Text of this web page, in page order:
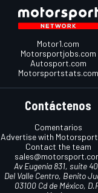
Motor1.com
Motorsportjobs.com
Autosport.com
Motorsportstats.com
Contáctenos
Comentarios
Advertise with
Contact the team
Av Eugenia 831, suite
Del Valle Centro, Benito
03100 Cd de México,